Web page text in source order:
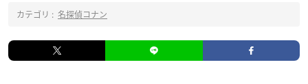
カテゴリ : 名探偵コナン